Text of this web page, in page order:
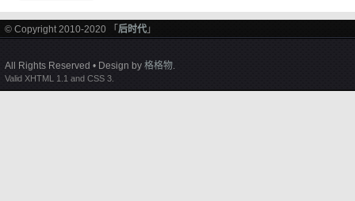
© Copyright 2010-2020 「 后时代 」
All Rights Reserved • Design by 格格物.
Valid XHTML 1.1 and CSS 3.